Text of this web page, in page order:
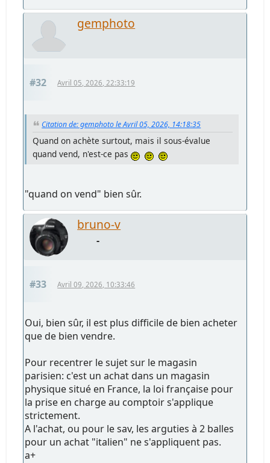
gemphoto
#32 Avril 05, 2026, 22:33:19
Citation de: gemphoto le Avril 05, 2026, 14:18:35
Quand on achète surtout, mais il sous-évalue
quand vend, n'est-ce pas
"quand on vend" bien sûr.
bruno-v
-
#33 Avril 09, 2026, 10:33:46
Oui, bien sûr, il est plus difficile de bien acheter
que de bien vendre.
Pour recentrer le sujet sur le magasin
parisien: c'est un achat dans un magasin
physique situé en France, la loi française pour
la prise en charge au comptoir s'applique
strictement.
A l'achat, ou pour le sav, les arguties à 2 balles
pour un achat "italien" ne s'appliquent pas.
a+